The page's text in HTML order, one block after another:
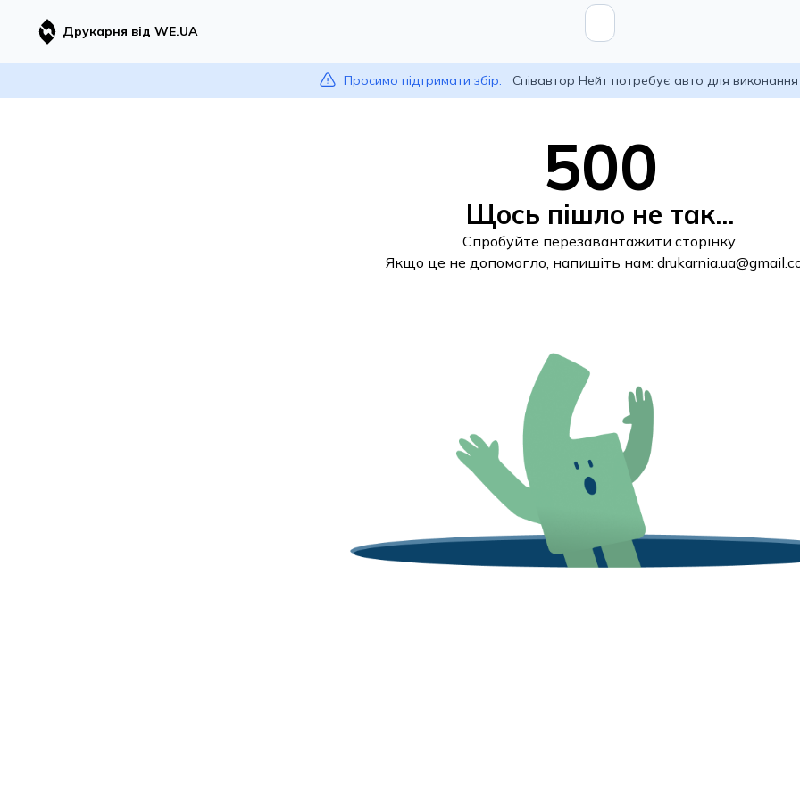
Друкарня від WE.UA
Просимо підтримати збір: Співавтор Нейт потребує авто для
500
Щось пішло не так...
Спробуйте перезавантажити сторінку.
Якщо це не допомогло, напишіть нам: